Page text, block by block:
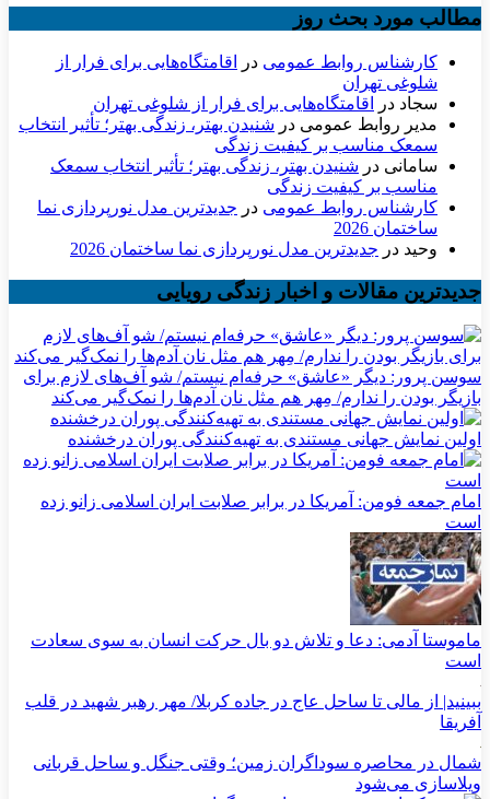
مطالب مورد بحث روز
کارشناس روابط عمومی در
اقامتگاه‌هایی برای فرار از
شلوغی تهران
سجاد در
اقامتگاه‌هایی برای فرار از شلوغی تهران
مدیر روابط عمومی در شنیدن بهتر، زندگی بهتر؛ تأثیر انتخاب
سمعک مناسب بر کیفیت زندگی
سامانی در شنیدن بهتر، زندگی بهتر؛ تأثیر انتخاب سمعک
مناسب بر کیفیت زندگی
کارشناس روابط عمومی در جدیدترین مدل نورپردازی نما
ساختمان 2026
وحید در جدیدترین مدل نورپردازی نما ساختمان 2026
جدیدترین مقالات و اخبار زندگی رویایی
سوسن پرور: دیگر «عاشق» حرفه‌ام نیستم/ شو آف‌های لازم برای
بازیگر بودن را ندارم/ مِهر هم مثل نان آدم‌ها را نمک‌گیر می‌کند
اولین نمایش جهانی مستندی به تهیه‌کنندگی پوران درخشنده
امام جمعه فومن: آمریکا در برابر صلابت ایران اسلامی زانو زده
است
ماموستا آدمی: دعا و تلاش دو بال حرکت انسان به سوی سعادت
است
ببینید| از مالی تا ساحل عاج در جاده کربلا/ مهر رهبر شهید در قلب
آفریقا
شمال در محاصره سوداگران زمین؛ وقتی جنگل و ساحل قربانی
ویلاسازی می‌شود